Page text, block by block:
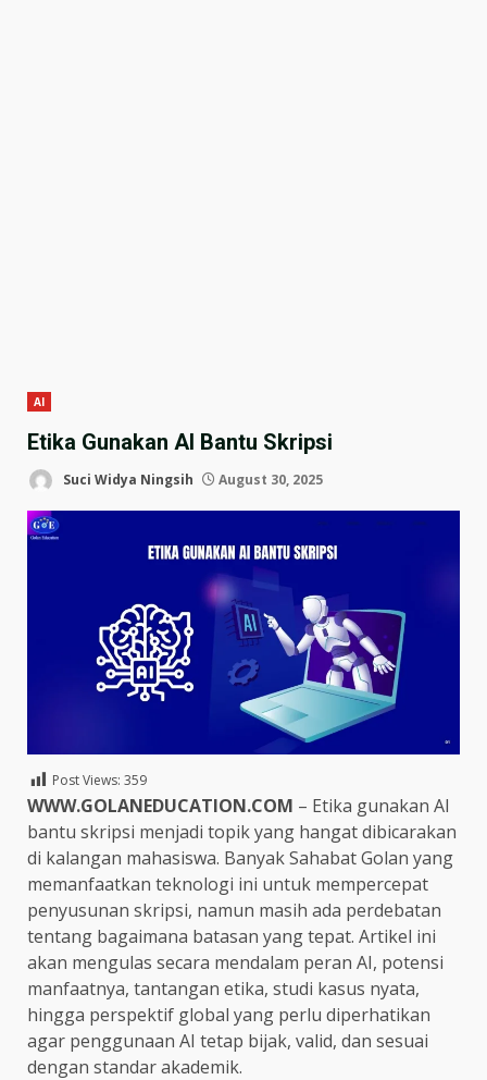
AI
Etika Gunakan AI Bantu Skripsi
Suci Widya Ningsih August 30, 2025
Post Views: 359
WWW.GOLANEDUCATION.COM – Etika gunakan AI
bantu skripsi menjadi topik yang hangat dibicarakan
di kalangan mahasiswa. Banyak Sahabat Golan yang
memanfaatkan teknologi ini untuk mempercepat
penyusunan skripsi, namun masih ada perdebatan
tentang bagaimana batasan yang tepat. Artikel ini
akan mengulas secara mendalam peran AI, potensi
manfaatnya, tantangan etika, studi kasus nyata,
hingga perspektif global yang perlu diperhatikan
agar penggunaan AI tetap bijak, valid, dan sesuai
dengan standar akademik.